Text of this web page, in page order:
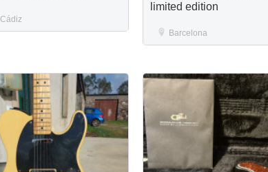
Cádiz
limited edition
Barcelona